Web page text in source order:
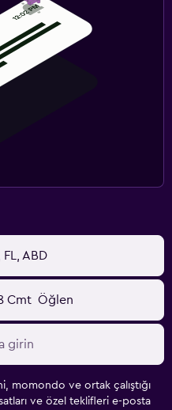
ABD
Cmt Öğlen
momondo ve ortak çalıştığı
ve özel teklifleri e-posta